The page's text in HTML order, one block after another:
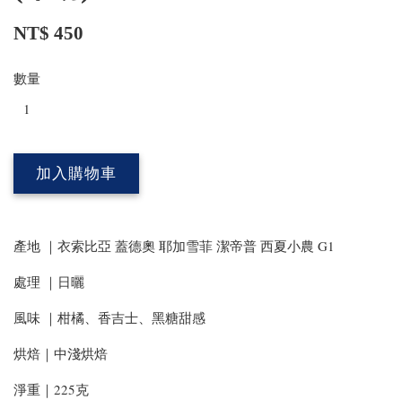
NT$ 450
數量
加入購物車
產地 ｜衣索比亞 蓋德奧 耶加雪菲 潔帝普 西夏小農 G1
處理 ｜日曬
風味 ｜柑橘、香吉士、黑糖甜感
烘焙｜中淺烘焙
淨重｜225克